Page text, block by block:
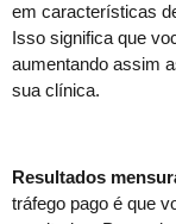
em características
Isso significa que
aumentando assim
sua clínica.
Resultados
tráfego pago é que